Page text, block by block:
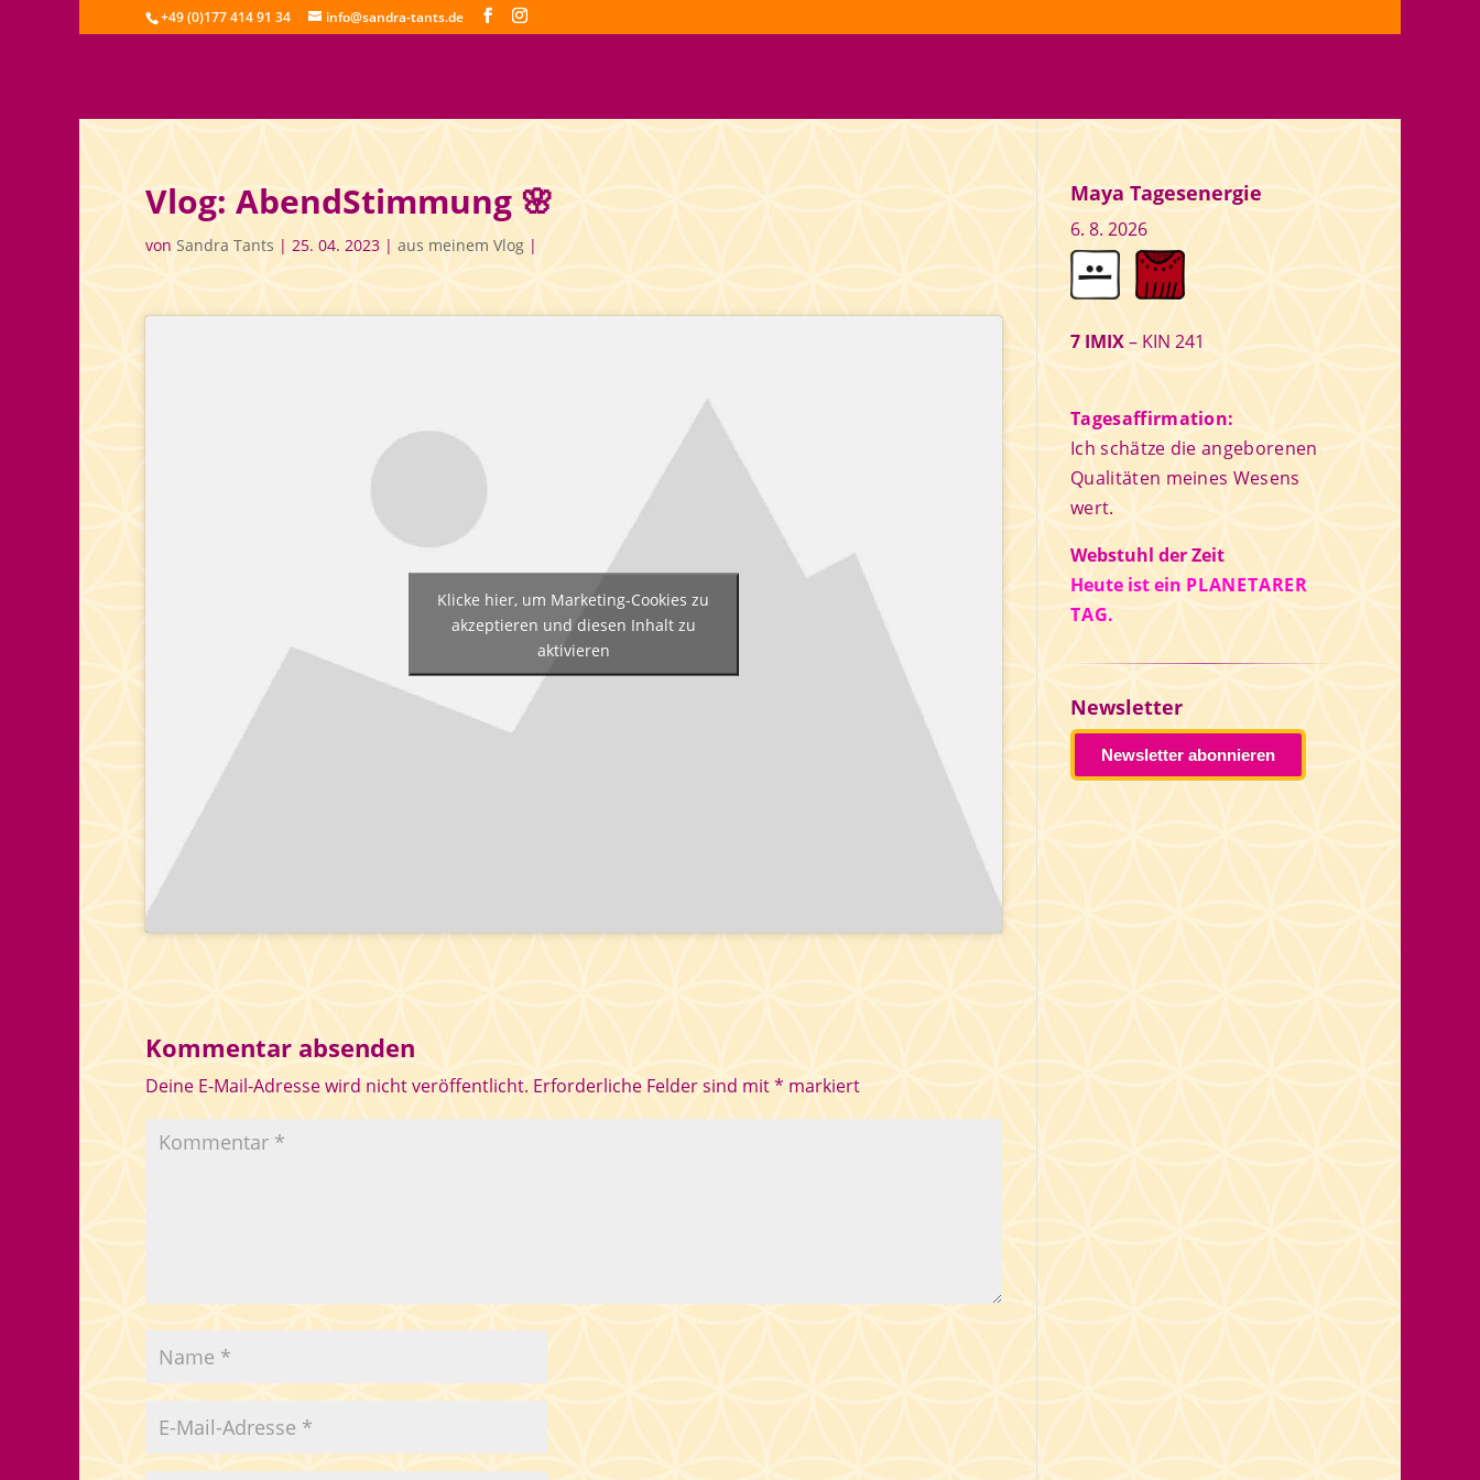
+49 (0)177 414 91 34 info@sandra-tants.de
Vlog: AbendStimmung 🌸
von Sandra Tants | 25. 04. 2023 | aus meinem Vlog |
Klicke hier, um Marketing-Cookies zu
akzeptieren und diesen Inhalt zu
aktivieren
Kommentar absenden
Deine E-Mail-Adresse wird nicht veröffentlicht. Erforderliche Felder sind mit* markiert
Maya Tagesenergie
6. 8. 2026
7 IMIX– KIN 241
Tagesaffirmation:
Ich schätze die angeborenen
Qualitäten meines Wesens
wert.
Webstuhl der Zeit
Heute ist ein PLANETARER
TAG.
Newsletter
Newsletter abonnieren